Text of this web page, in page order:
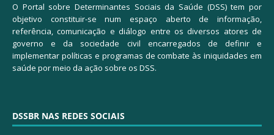
O Portal sobre Determinantes Sociais da Saúde (DSS) tem por
objetivo constituir-se num espaço aberto de informação,
referência, comunicação e diálogo entre os diversos atores de
governo e da sociedade civil encarregados de definir e
implementar políticas e programas de combate às iniquidades em
saúde por meio da ação sobre os DSS.
DSSBR NAS REDES SOCIAIS